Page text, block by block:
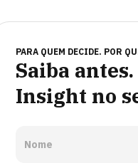
PARA QUEM DECIDE. POR
Saiba antes.
Insight no
Nome